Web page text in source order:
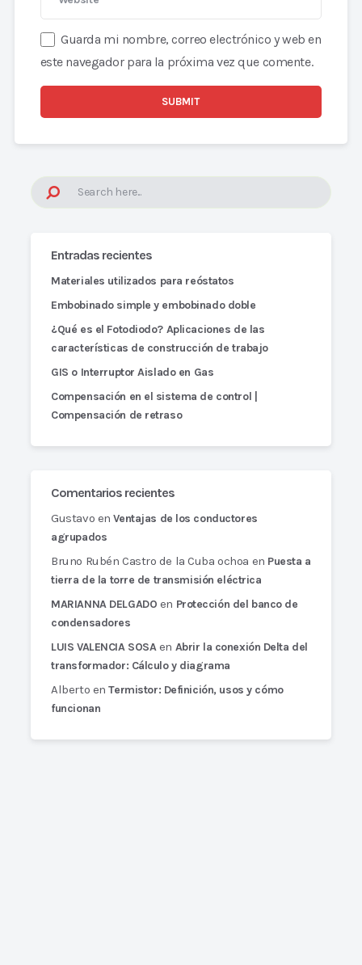
Entradas recientes
Materiales utilizados para reóstatos
Embobinado simple y embobinado doble
¿Qué es el Fotodiodo? Aplicaciones de las
características de construcción de trabajo
GIS o Interruptor Aislado en Gas
Compensación en el sistema de control |
Compensación de retraso
Comentarios recientes
Gustavo enVentajas de los conductores
agrupados
Bruno Rubén Castro de la Cuba ochoa en Puesta a
tierra de la torre de transmisión eléctrica
MARIANNA DELGADO en Protección del banco de
condensadores
LUIS VALENCIA SOSA en Abrir la conexión Delta del
transformador: Cálculo y diagrama
Alberto enTermistor: Definición, usos y cómo
funcionan
Guarda mi nombre, correo electrónico y web en
este navegador para la próxima vez que comente.